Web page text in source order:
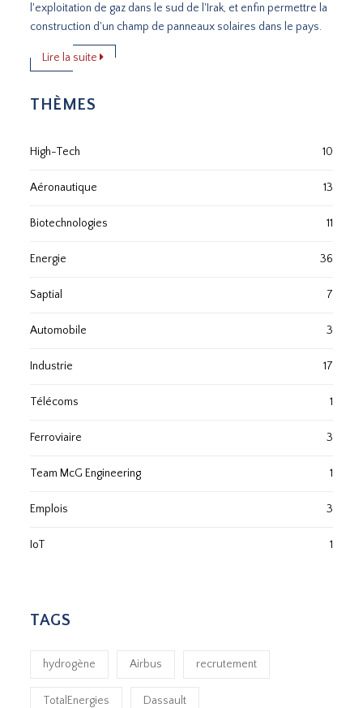
l'exploitation de gaz dans le sud de l'Irak, et enfin permettre la
construction d'un champ de panneaux solaires dans le pays.
Lire la suite
THÈMES
High-Tech 10
Aéronautique 13
Biotechnologies 11
Energie 36
Saptial 7
Automobile 3
Industrie 17
Télécoms 1
Ferroviaire 3
Team McG Engineering 1
Emplois 3
IoT 1
TAGS
hydrogène Airbus recrutement
TotalEnergies Dassault